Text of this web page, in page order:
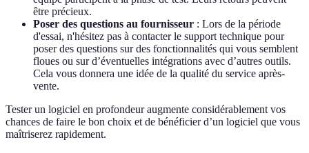
être précieux.
Poser des questions au fournisseur : Lors de la période
d'essai, n'hésitez pas à contacter le support technique pour
poser des questions sur des fonctionnalités qui vous semblent
floues ou sur d’éventuelles intégrations avec d’autres outils.
Cela vous donnera une idée de la qualité du service après-
vente.
Tester un logiciel en profondeur augmente considérablement vos
chances de faire le bon choix et de bénéficier d’un logiciel que vous
maîtriserez rapidement.